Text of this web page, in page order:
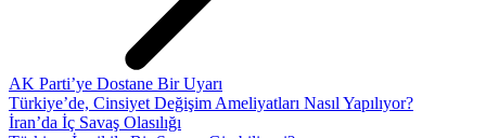
AK Parti’ye Dostane Bir Uyarı
Türkiye’de, Cinsiyet Değişim Ameliyatları Nasıl Yapılıyor?
İran’da İç Savaş Olasılığı